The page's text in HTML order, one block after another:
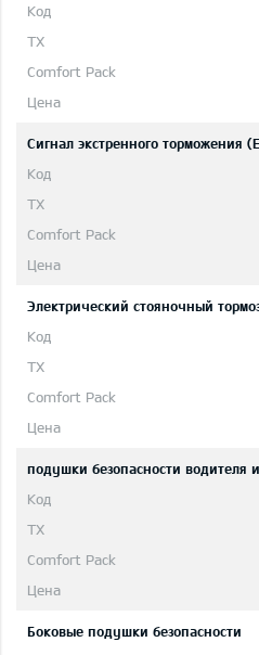
Сигнал экстренного торможения
Электрический стояночный
подушки безопасности водителя
Боковые подушки безопасности